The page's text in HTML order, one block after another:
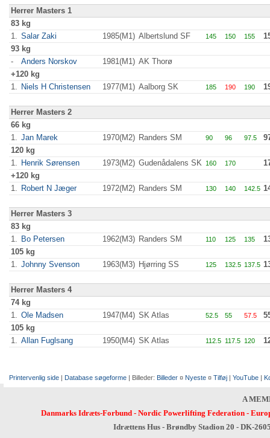
Herrer Masters 1
83 kg
1. Salar Zaki 1985(M1) Albertslund SF 145 150 155
93 kg
-
Anders Norskov 1981(M1) AK Thorø
+120 kg
1. Niels H Christensen 1977(M1) Aalborg SK 185 190 190
Herrer Masters 2
66 kg
1. Jan Marek 1970(M2) Randers SM 90 96 97.5
120 kg
1. Henrik Sørensen 1973(M2) Gudenådalens SK 160 170
+120 kg
1. Robert N Jæger 1972(M2) Randers SM 130 140 142.5
Herrer Masters 3
83 kg
1. Bo Petersen 1962(M3) Randers SM 110 125 135
105 kg
1. Johnny Svenson 1963(M3) Hjørring SS 125 132.5 137.5
Herrer Masters 4
74 kg
1. Ole Madsen 1947(M4) SK Atlas 52.5 55 57.5
105 kg
1. Allan Fuglsang 1950(M4) SK Atlas 112.5 117.5 120
Printervenlig side | Database søgeforme | Billeder: Billeder ¤ Nyeste ¤ Tilføj | YouTube |
A
Danmarks Idræts-Forbund- Nordic Powerlifting Federation-
Idrættens Hus - Brøndby Stadion 20 - DK-